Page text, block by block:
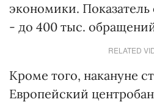
экономики. Показатель
- до 400 тыс.
RELATED
Кроме того, накануне
Европейский